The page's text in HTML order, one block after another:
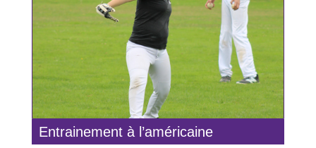
Entrainement à l’américaine